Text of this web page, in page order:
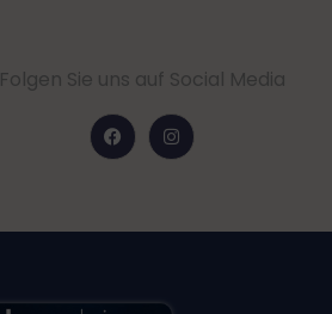
Folgen Sie uns auf Social Media